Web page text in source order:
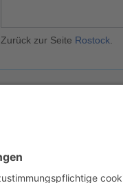
Zurück zur Seite Rostock.